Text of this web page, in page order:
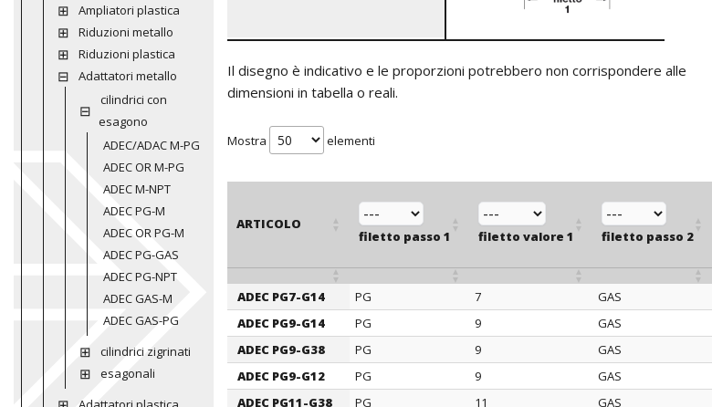
Ampliatori plastica
Riduzioni metallo
Riduzioni plastica
Adattatori metallo
cilindrici con
esagono
ADEC/ADAC M-PG
ADEC OR M-PG
ADEC M-NPT
ADEC PG-M
ADEC OR PG-M
ADEC PG-GAS
ADEC PG-NPT
ADEC GAS-M
ADEC GAS-PG
cilindrici zigrinati
esagonali
Il disegno è indicativo e le proporzioni potrebbero non corrispondere alle
dimensioni in tabella o reali.
Mostra elementi
ARTICOLO
filetto passo 1 filetto valore 1 filetto passo 2
ARTICOLO
filetto passo 1 filetto valore 1 filetto passo 2
ADEC PG7-G14 PG 7 GAS
ADEC PG9-G14
PG 9 GAS
ADEC PG9-G38
PG 9 GAS
ADEC PG9-G12
PG 9 GAS
ADEC PG11-G38
PG 11 GAS